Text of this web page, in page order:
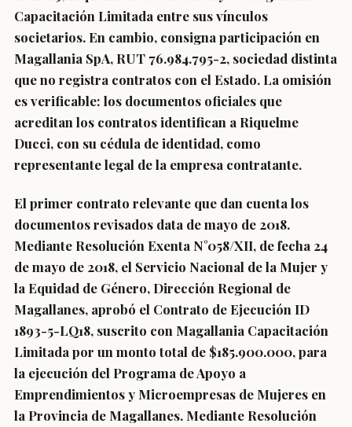
Capacitación Limitada entre sus vínculos
societarios. En cambio, consigna participación en
Magallania SpA, RUT 76.984.795-2, sociedad distinta
que no registra contratos con el Estado. La omisión
es verificable: los documentos oficiales que
acreditan los contratos identifican a Riquelme
Ducci, con su cédula de identidad, como
representante legal de la empresa contratante.
El primer contrato relevante que dan cuenta los
documentos revisados data de mayo de 2018.
Mediante Resolución Exenta N°058/XII, de fecha 24
de mayo de 2018, el Servicio Nacional de la Mujer y
la Equidad de Género, Dirección Regional de
Magallanes, aprobó el Contrato de Ejecución ID
1893-5-LQ18, suscrito con Magallania Capacitación
Limitada por un monto total de $185.900.000, para
la ejecución del Programa de Apoyo a
Emprendimientos y Microempresas de Mujeres en
la Provincia de Magallanes. Mediante Resolución